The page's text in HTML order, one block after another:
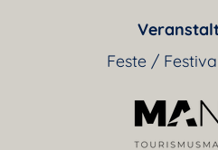
Feste /